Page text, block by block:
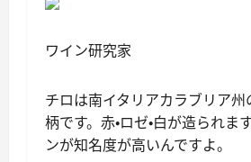
ワイン研究家
チロは南イタリアカラブリア
柄です。赤・ロゼ・白が造られ
ンが知名度が高いんですよ。